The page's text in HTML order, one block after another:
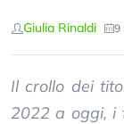
Giulia Rinaldi 9
Il crollo dei
2022 a oggi, i